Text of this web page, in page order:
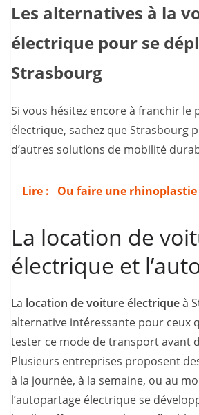
Les alternatives à la
électrique pour se
Strasbourg
Si vous hésitez encore à franchir le
électrique, sachez que Strasbourg
d’autres solutions de mobilité
Lire : Ou faire une rhinoplastie
La location de
électrique et
La location de voiture électriqueà
alternative intéressante pour ceux
tester ce mode de transport avant
Plusieurs entreprises proposent
à la journée, à la semaine, ou au
l’autopartage électrique se